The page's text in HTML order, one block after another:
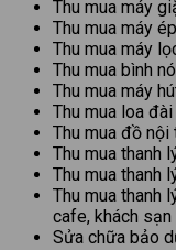
Thu mua máy
Thu mua máy
Thu mua máy
Thu mua bình
Thu mua máy
Thu mua loa
Thu mua đồ nội
Thu mua thanh
Thu mua thanh
Thu mua thanh
cafe, khách sạn
Sửa chữa bảo